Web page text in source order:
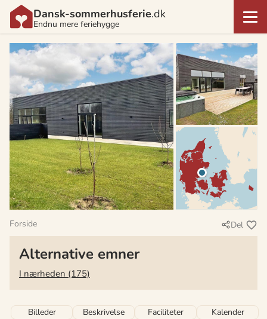
Dansk-sommerhusferie.dk
Endnu mere feriehygge
Forside Del
Alternative emner
I nærheden (175)
Billeder Beskrivelse Faciliteter Kalender